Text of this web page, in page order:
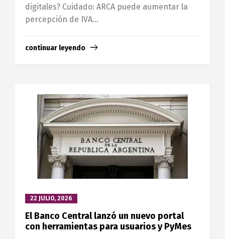
digitales? Cuidado: ARCA puede aumentar la
percepción de IVA...
continuar leyendo
22 JULIO, 2026
El Banco Central lanzó un nuevo portal
con herramientas para usuarios y PyMes